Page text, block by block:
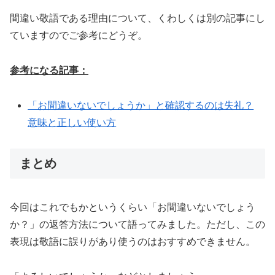
間違い敬語である理由について、くわしくは別の記事にし
ていますのでご参考にどうぞ。
参考になる記事：
「お間違いないでしょうか」と確認するのは失礼？
意味と正しい使い方
まとめ
今回はこれでもかというくらい「お間違いないでしょう
か？」の返答方法について語ってみました。ただし、この
表現は敬語に誤りがあり使うのはおすすめできません。